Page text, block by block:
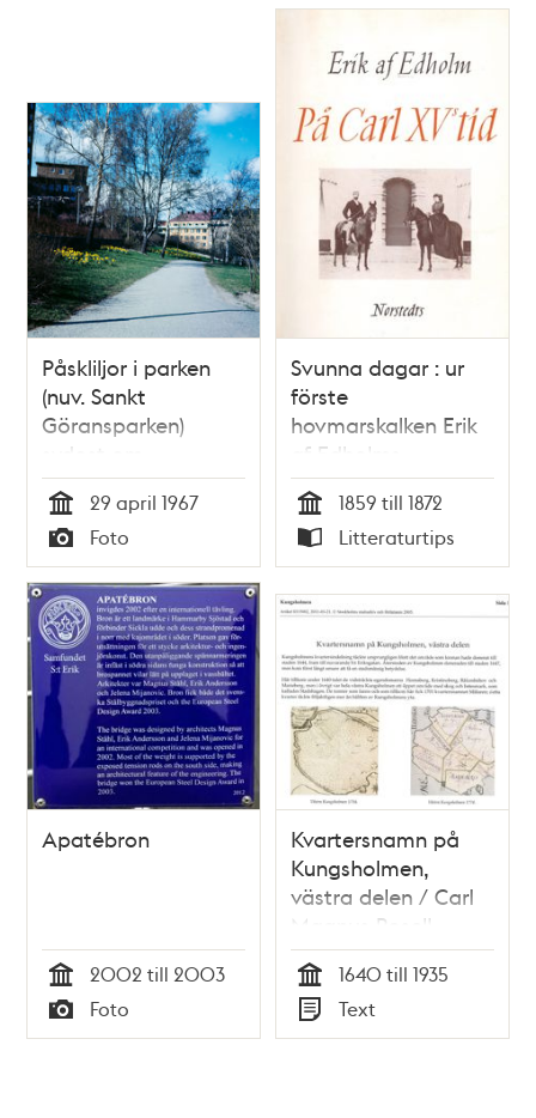
Påskliljor i parken
(nuv. Sankt
Göransparken)
sydost om
Kvinnohuset i östra
Stadshagen. Vy åt
norr mot kv.
Dykaren
Tid
29 april 1967
Typ
Foto
Svunna dagar : ur
förste
hovmarskalken Erik
af Edholms
dagböcker :
tidsbilder från 1800-
talet. På Carl XV:s
tid / utgivna av
hans son
Tid
1859 till 1872
Typ
Litteraturtips
Apatébron
Tid
2002 till 2003
Typ
Foto
Kvartersnamn på
Kungsholmen,
västra delen / Carl
Magnus Rosell
Tid
1640 till 1935
Typ
Text